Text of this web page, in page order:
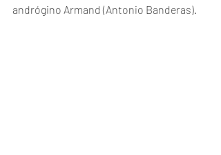
andrógino Armand (Antonio Banderas).